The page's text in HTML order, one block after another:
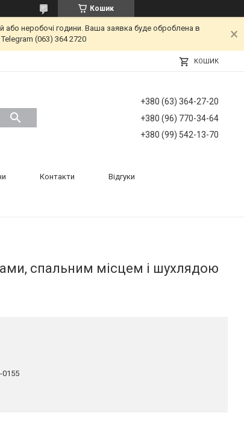
Кошик
або неробочі години. Ваша заявка буде оброблена в
(063) 364 2720
КОШИК
+380 (63) 364-27-20
+380 (96) 770-34-64
+380 (99) 542-13-70
Контакти Відгуки
спальним місцем і шухлядою
0155